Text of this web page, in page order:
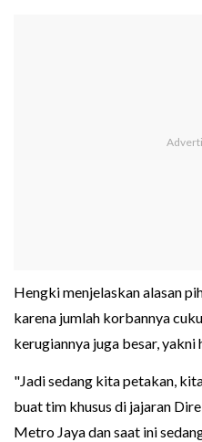
Hengki menjelaskan alasan
karena jumlah korbannya
kerugiannya juga besar, yakni
"Jadi sedang kita petakan,
buat tim khusus di jajaran
Metro Jaya dan saat ini